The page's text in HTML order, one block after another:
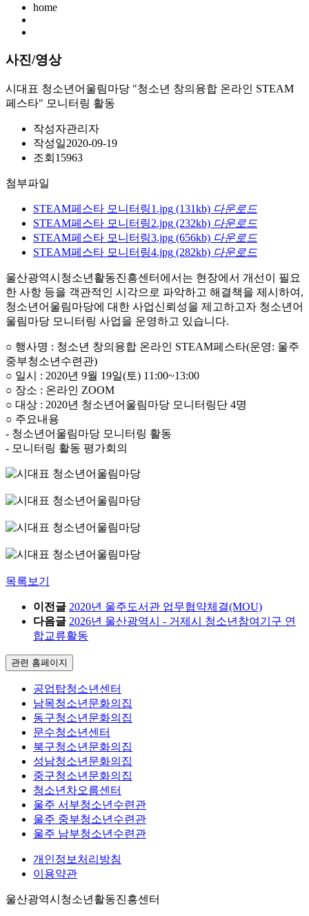
home
사진/영상
시대표 청소년어울림마당 "청소년 창의융합 온라인 STEAM
페스타" 모니터링 활동
작성자관리자
작성일2020-09-19
조회 15963
첨부파일
STEAM페스타 모니터링1.jpg (131kb) 다운로드
STEAM페스타 모니터링2.jpg (232kb) 다운로드
STEAM페스타 모니터링3.jpg (656kb) 다운로드
STEAM페스타 모니터링4.jpg (282kb) 다운로드
울산광역시청소년활동진흥센터에서는 현장에서 개선이 필요
한 사항 등을 객관적인 시각으로 파악하고 해결책을 제시하여,
청소년어울림마당에 대한 사업신뢰성을 제고하고자 청소년어
울림마당 모니터링 사업을 운영하고 있습니다.
○ 행사명 : 청소년 창의융합 온라인 STEAM페스타(운영: 울주
중부청소년수련관)
○ 일시 : 2020년 9월 19일(토) 11:00~13:00
○ 장소 : 온라인 ZOOM
○ 대상 : 2020년 청소년어울림마당 모니터링단 4명
○ 주요내용
- 청소년어울림마당 모니터링 활동
- 모니터링 활동 평가회의
목록보기
이전글 2020년 울주도서관 업무협약체결(MOU)
다음글 2026년 울산광역시 - 거제시 청소년참여기구 연
합교류활동
관련 홈페이지
공업탑청소년센터
남목청소년문화의집
동구청소년문화의집
문수청소년센터
북구청소년문화의집
성남청소년문화의집
중구청소년문화의집
청소년차오름센터
울주 서부청소년수련관
울주 중부청소년수련관
울주 남부청소년수련관
개인정보처리방침
이용약관
울산광역시청소년활동진흥센터